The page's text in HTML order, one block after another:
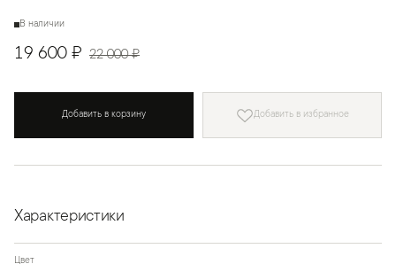
В наличии
19 600 ₽ 22 000 ₽
Добавить в корзину Добавить в избранное
Характеристики
Цвет